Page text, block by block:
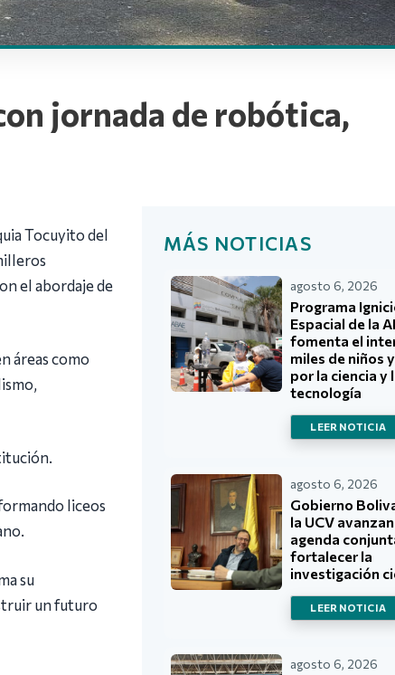
jornada de robótica,
Tocuyito del
el abordaje de
áreas como
liceos
su
un futuro
MÁS NOTICIAS
agosto 6, 2026
Programa
Espacial de la
fomenta el
miles de niños
por la ciencia y
tecnología
LEER NOTICIA
agosto 6, 2026
Gobierno
la UCV
agenda
fortalecer la
investigación
LEER NOTICIA
agosto 6, 2026